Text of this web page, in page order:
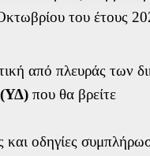
του έτους
από πλευράς των
που θα βρείτε
οδηγίες